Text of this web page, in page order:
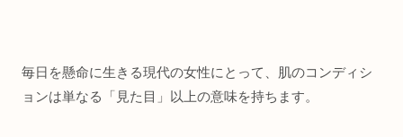
毎日を懸命に生きる現代の女性にとって、肌のコンディシ
ョンは単なる「見た目」以上の意味を持ちます。